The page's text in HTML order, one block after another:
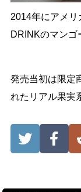
2014年にアメ
DRINKのマンゴ
発売当初は限定
れたリアル果実